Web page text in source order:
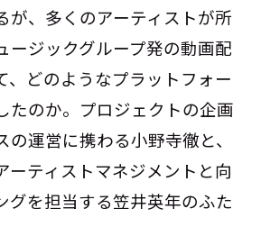
が、多くのアーティストが所
ージックグループ発の動画配
、どのようなプラットフォー
たのか。プロジェクトの企画
運営に携わる小野寺徹と、
ーティストマネジメントと向
グを担当する笠井英年のふた